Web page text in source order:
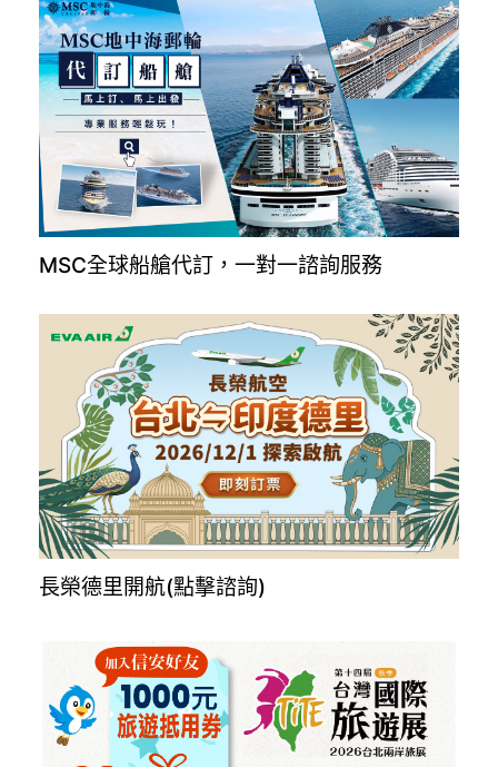
MSC全球船艙代訂，一對一諮詢服務
長榮德里開航(點擊諮詢)